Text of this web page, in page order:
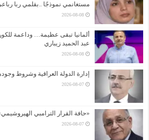
مستغانمي نموذجًا ..بقلمي ربا
2026-08-08
ألمانيا تبقى عظيمة… وداعمة
عبد الحميد زيباري
2026-08-08
إدارة الدولة العراقية وشروط
2026-08-07
«حافة القرار الترامبي
2026-08-07